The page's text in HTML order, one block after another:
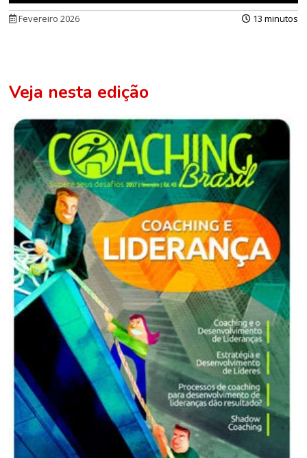
Fevereiro 2026 13 minutos
Veja nesta edição